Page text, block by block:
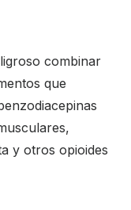
combinar
que
y otros opioides